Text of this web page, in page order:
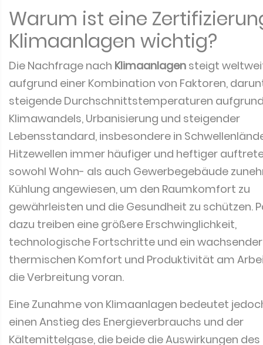
Warum ist eine
Klimaanlagen wichtig?
Die Nachfrage nach Klimaanlagen steigt
aufgrund einer Kombination von Faktoren,
steigende Durchschnittstemperaturen
Klimawandels, Urbanisierung und steigender
Lebensstandard, insbesondere in
Hitzewellen immer häufiger und heftiger
sowohl Wohn- als auch Gewerbegebäude
Kühlung angewiesen, um den Raumkomfort zu
gewährleisten und die Gesundheit zu schützen.
dazu treiben eine größere Erschwinglichkeit,
technologische Fortschritte und ein
thermischen Komfort und Produktivität am
die Verbreitung voran.
Eine Zunahme von Klimaanlagen bedeutet
einen Anstieg des Energieverbrauchs und der
Kältemittelgase, die beide die Auswirkungen des